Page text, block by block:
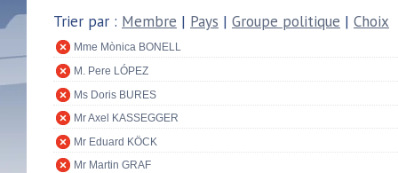
Trier par : Membre | Pays | Groupe politique | Choix
Mme Mònica BONELL
M. Pere LÓPEZ
Ms Doris BURES
Mr Axel KASSEGGER
Mr Eduard KÖCK
Mr Martin GRAF